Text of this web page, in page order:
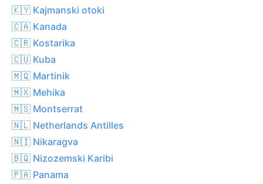
🇰🇾 Kajmanski otoki
🇨🇦 Kanada
🇨🇷 Kostarika
🇨🇺 Kuba
🇲🇶 Martinik
🇲🇽 Mehika
🇲🇸 Montserrat
🇳🇱 Netherlands Antilles
🇳🇮 Nikaragva
🇧🇶 Nizozemski Karibi
🇵🇦 Panama